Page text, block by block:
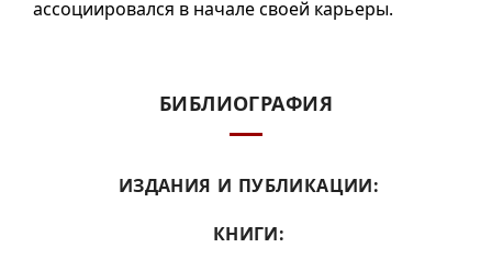
ассоциировался в начале своей карьеры.
БИБЛИОГРАФИЯ
ИЗДАНИЯ И ПУБЛИКАЦИИ:
КНИГИ: